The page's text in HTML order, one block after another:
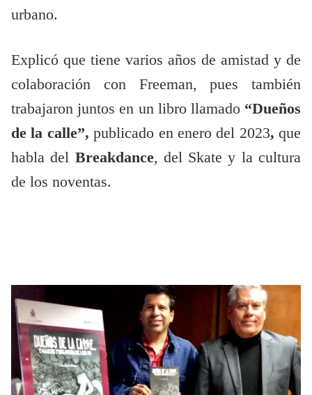
urbano.
Explicó que tiene varios años de amistad y de
colaboración con Freeman, pues también
trabajaron juntos en un libro llamado“Dueños
de la calle”,publicado en enero del 2023, que
habla del Breakdance, del Skate y la cultura
de los noventas.